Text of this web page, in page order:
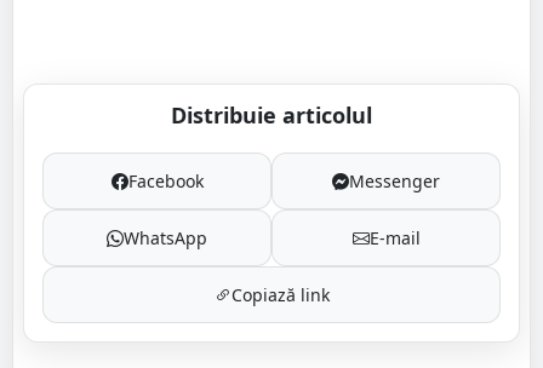
Distribuie articolul
Facebook Messenger
WhatsApp E-mail
Copiază link